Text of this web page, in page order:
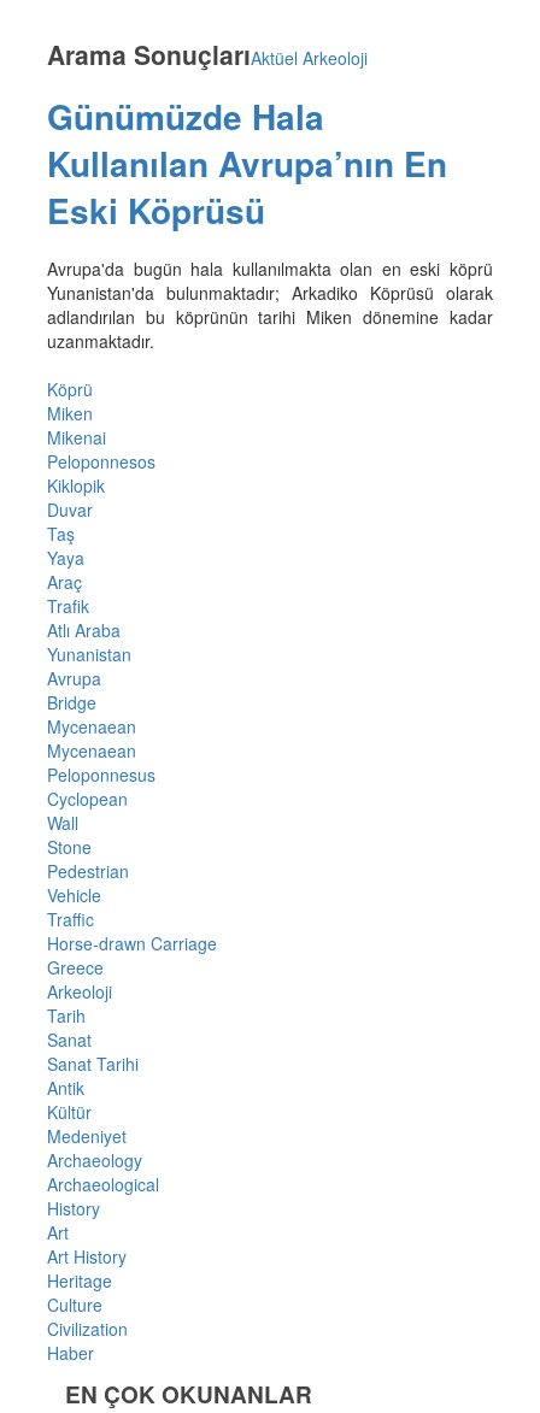
Arama SonuçlarıAktüel Arkeoloji
Günümüzde Hala
Kullanılan Avrupa’nın En
Eski Köprüsü
Avrupa'da bugün hala kullanılmakta olan en eski köprü
Yunanistan'da bulunmaktadır; Arkadiko Köprüsü olarak
adlandırılan bu köprünün tarihi Miken dönemine kadar
uzanmaktadır.
Köprü
Miken
Mikenai
Peloponnesos
Kiklopik
Duvar
Taş
Yaya
Araç
Trafik
Atlı Araba
Yunanistan
Avrupa
Bridge
Mycenaean
Mycenaean
Peloponnesus
Cyclopean
Wall
Stone
Pedestrian
Vehicle
Traffic
Horse-drawn Carriage
Greece
Arkeoloji
Tarih
Sanat
Sanat Tarihi
Antik
Kültür
Medeniyet
Archaeology
Archaeological
History
Art
Art History
Heritage
Culture
Civilization
Haber
EN ÇOK OKUNANLAR